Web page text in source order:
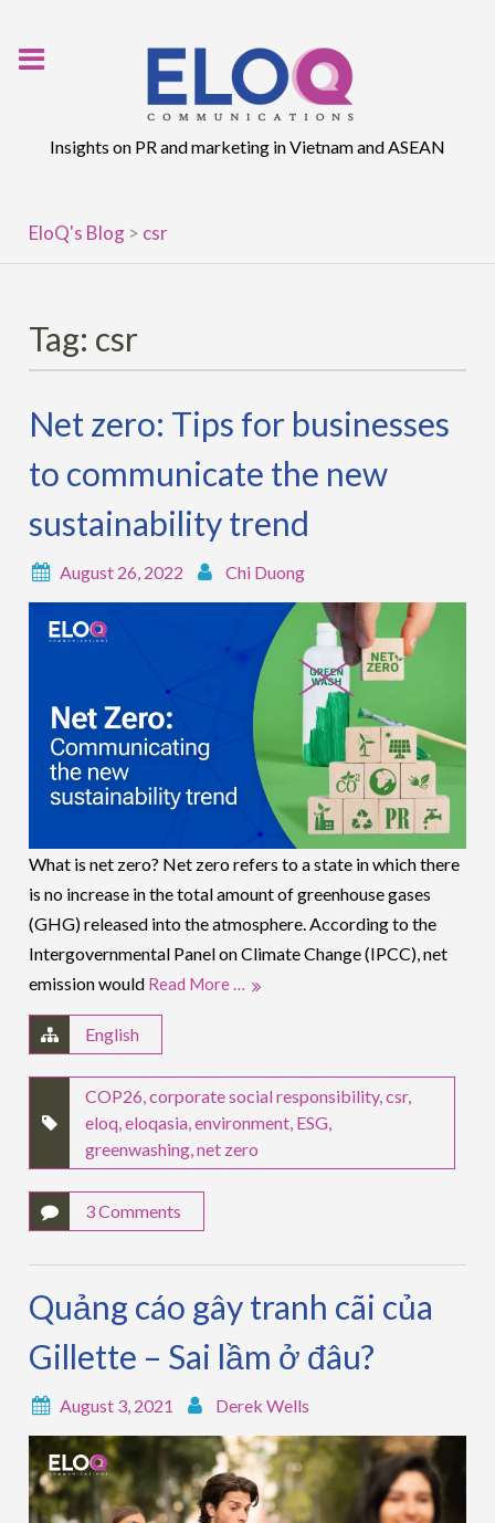
Insights on PR and marketing in Vietnam and ASEAN
EloQ's Blog > csr
Tag: csr
Net zero: Tips for businesses
to communicate the new
sustainability trend
August 26, 2022 Chi Duong
What is net zero? Net zero refers to a state in which there
is no increase in the total amount of greenhouse gases
(GHG) released into the atmosphere. According to the
Intergovernmental Panel on Climate Change (IPCC), net
emission would Read More …
English
COP26 ,corporate social responsibility,csr,
eloq ,eloqasia ,environment ESG
greenwashing ,net zero
3 Comments
Quảng cáo gây tranh cãi của
Gillette – Sai lầm ở đâu?
August 3, 2021 Derek Wells